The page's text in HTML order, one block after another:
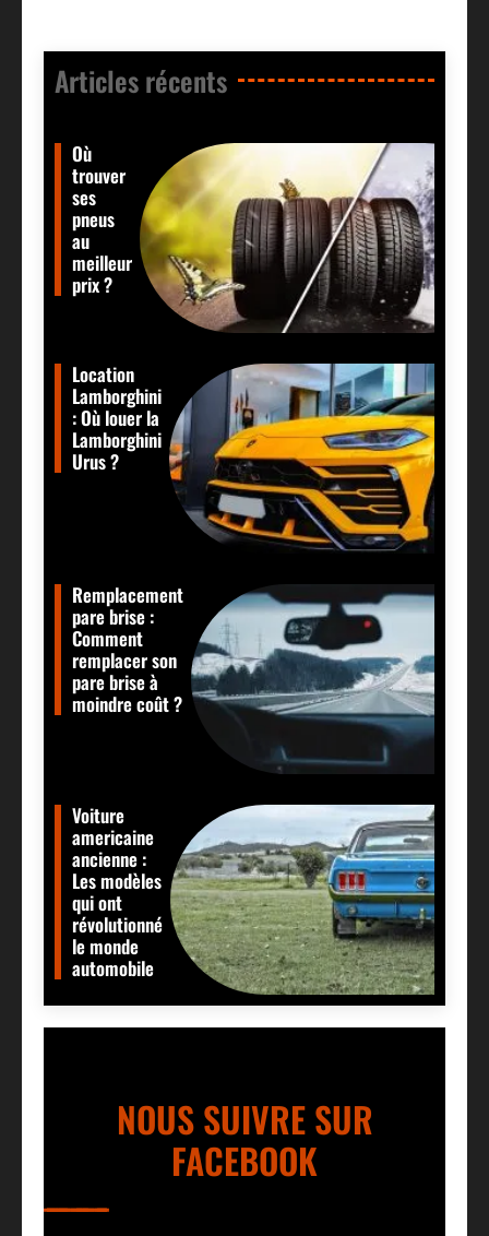
Articles récents​
Où
trouver
ses
pneus
au
meilleur
prix ?
Location
Lamborghini
: Où louer la
Lamborghini
Urus ?
Remplacement
pare brise :
Comment
remplacer son
pare brise à
moindre coût ?
Voiture
americaine
ancienne :
Les modèles
qui ont
révolutionné
le monde
automobile
NOUS SUIVRE SUR
FACEBOOK